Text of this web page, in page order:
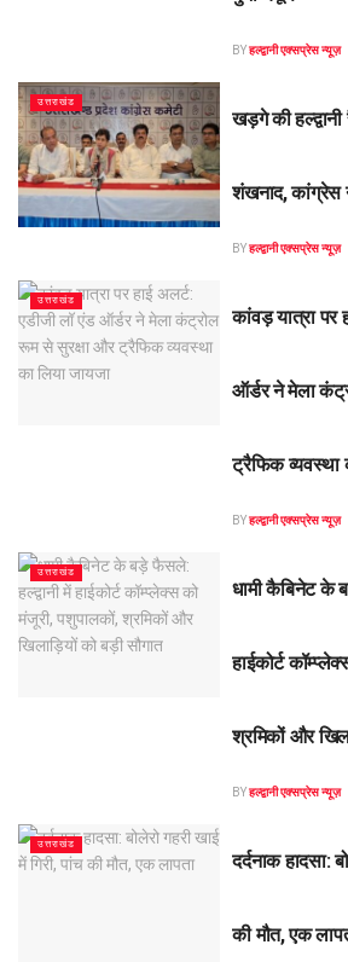
BYहल्द्वानी एक्सप्रेस न्यूज़
उत्तराखंड
खड़गे की हल्द्वानी
शंखनाद, कांग्रेस
BYहल्द्वानी एक्सप्रेस न्यूज़
उत्तराखंड
कांवड़ यात्रा पर
ऑर्डर ने मेला
ट्रैफिक व्यवस्था
BYहल्द्वानी एक्सप्रेस न्यूज़
उत्तराखंड
धामी कैबिनेट के
हाईकोर्ट
श्रमिकों और
BYहल्द्वानी एक्सप्रेस न्यूज़
उत्तराखंड
दर्दनाक हादसा:
की मौत, एक